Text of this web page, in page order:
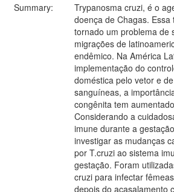
Summary:
Trypanosma cruzi, é o
doença de Chagas.
tornado um problema de
migrações de
endêmico. Na América
implementação do
doméstica pelo vetor e
sanguíneas, a
congênita tem
Considerando a
imune durante a
investigar as mudanças
por T.cruzi ao sistema
gestação. Foram
cruzi para infectar
depois do acasalamento